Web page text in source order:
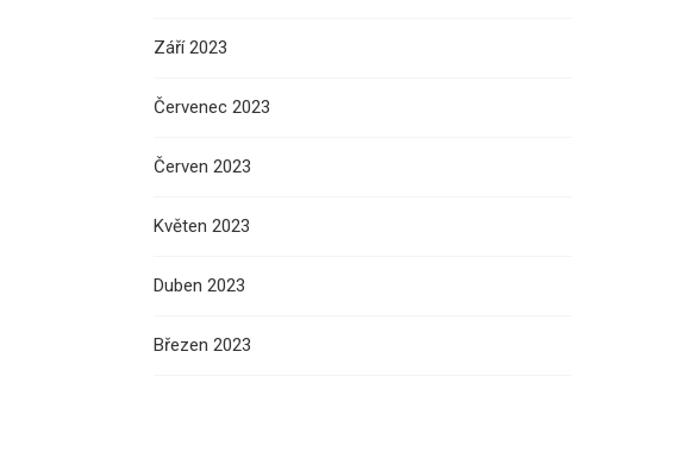
Září 2023
Červenec 2023
Červen 2023
Květen 2023
Duben 2023
Březen 2023